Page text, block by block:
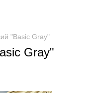
"Basic Gray"
Gray"